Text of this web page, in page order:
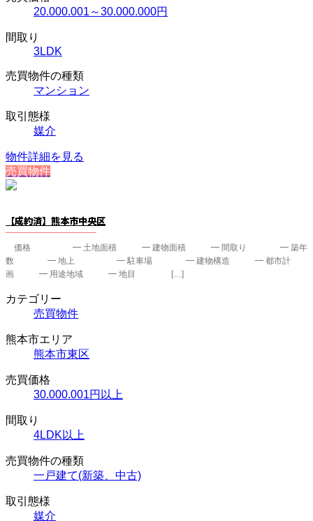
20.000.001～30.000.000円
間取り
3LDK
売買物件の種類
マンション
取引態様
媒介
物件詳細を見る
売買物件
【成約済】熊本市中央区
価格 ━ 土地面積 ━ 建物面積 ━ 間取り ━ 築年
数 ━ 地上 ━ 駐車場 ━ 建物構造 ━ 都市計
画 ━ 用途地域 ━ 地目 […]
カテゴリー
売買物件
熊本市エリア
熊本市東区
売買価格
30.000.001円以上
間取り
4LDK以上
売買物件の種類
一戸建て(新築、中古)
取引態様
媒介